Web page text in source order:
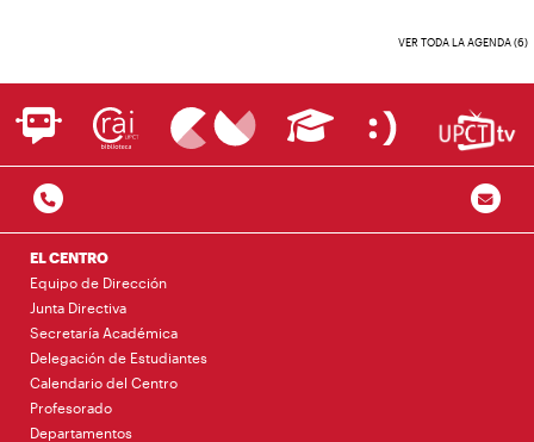
VER TODA LA AGENDA (6)
EL CENTRO
Equipo de Dirección
Junta Directiva
Secretaría Académica
Delegación de Estudiantes
Calendario del Centro
Profesorado
Departamentos